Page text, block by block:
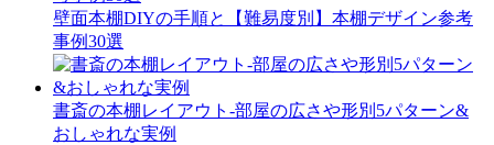
壁面本棚DIYの手順と【難易度別】本棚デザイン参考
事例30選
書斎の本棚レイアウト-部屋の広さや形別5パターン&
おしゃれな実例